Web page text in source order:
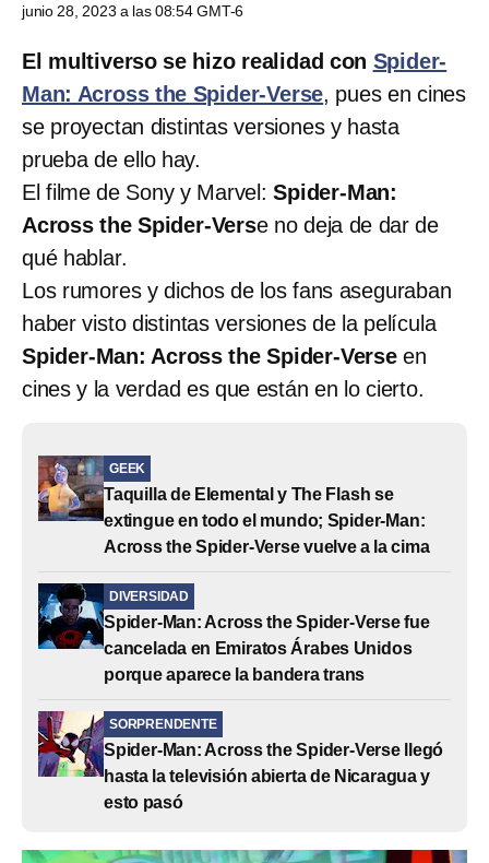
junio 28, 2023 a las 08:54 GMT-6
El multiverso se hizo realidad con Spider-
Man: Across the Spider-Verse, pues en cines
se proyectan distintas versiones y hasta
prueba de ello hay.
El filme de Sony y Marvel:Spider-Man:
Across the Spider-Verse no deja de dar de
qué hablar.
Los rumores y dichos de los fans aseguraban
haber visto distintas versiones de la película
Spider-Man: Across the Spider-Verseen
cines y la verdad es que están en lo cierto.
GEEK
Taquilla de Elemental y The Flash se
extingue en todo el mundo; Spider-Man:
Across the Spider-Verse vuelve a la cima
DIVERSIDAD
Spider-Man: Across the Spider-Verse fue
cancelada en Emiratos Árabes Unidos
porque aparece la bandera trans
SORPRENDENTE
Spider-Man: Across the Spider-Verse llegó
hasta la televisión abierta de Nicaragua y
esto pasó